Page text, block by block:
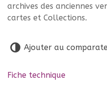
archives des anciennes
cartes et Collections.
Ajouter au
Fiche technique